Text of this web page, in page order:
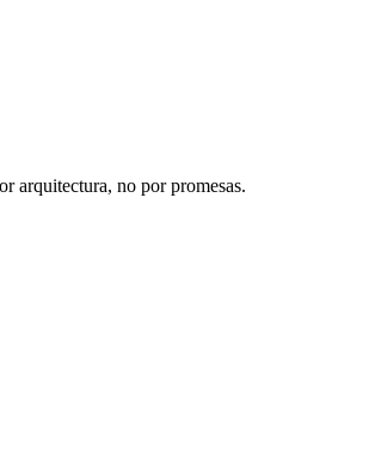
arquitectura, no por promesas.